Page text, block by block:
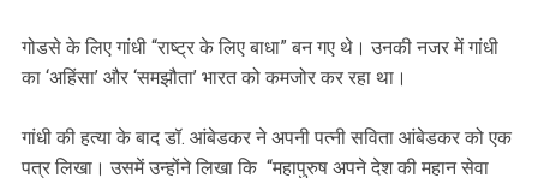
गोडसे के लिए गांधी “राष्ट्र के लिए बाधा” बन गए थे। उनकी नजर में गांधी
का ‘अहिंसा’ और ‘समझौता’ भारत को कमजोर कर रहा था।
गांधी की हत्या के बाद डॉ. आंबेडकर ने अपनी पत्नी सविता आंबेडकर को एक
पत्र लिखा। उसमें उन्होंने लिखा कि “महापुरुष अपने देश की महान सेवा